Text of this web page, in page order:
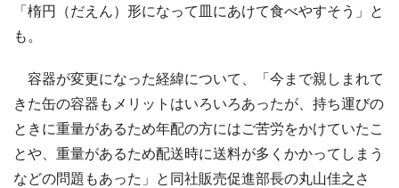
「楕円（だえん）形になって皿にあけて食べやすそう」と
も。
容器が変更になった経緯について、「今まで親しまれて
きた缶の容器もメリットはいろいろあったが、持ち運びの
ときに重量があるため年配の方にはご苦労をかけていたこ
とや、重量があるため配送時に送料が多くかかってしまう
などの問題もあった」と同社販売促進部長の丸山佳之さ